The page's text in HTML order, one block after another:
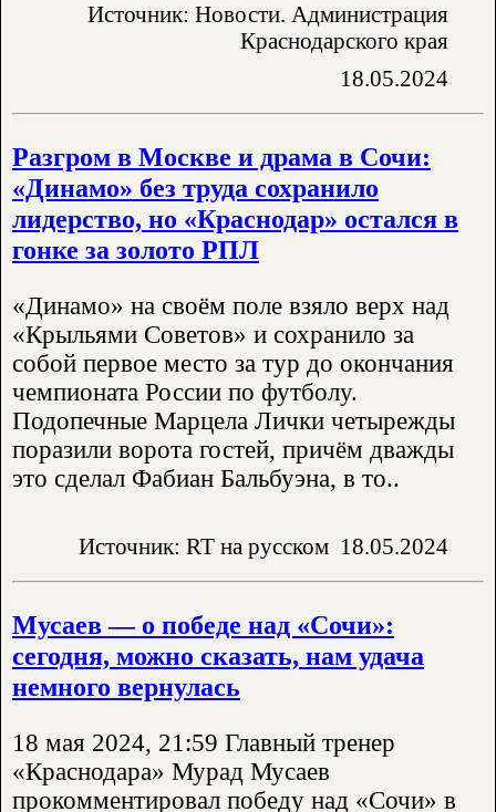
Источник: Новости. Администрация
Краснодарского края
18.05.2024
Разгром в Москве и драма в Сочи:
«Динамо» без труда сохранило
лидерство, но «Краснодар» остался в
гонке за золото РПЛ
«Динамо» на своём поле взяло верх над
«Крыльями Советов» и сохранило за
собой первое место за тур до окончания
чемпионата России по футболу.
Подопечные Марцела Лички четырежды
поразили ворота гостей, причём дважды
это сделал Фабиан Бальбуэна, в то..
Источник: RT на русском 18.05.2024
Мусаев — о победе над «Сочи»:
сегодня, можно сказать, нам удача
немного вернулась
18 мая 2024, 21:59 Главный тренер
«Краснодара» Мурад Мусаев
прокомментировал победу над «Сочи» в